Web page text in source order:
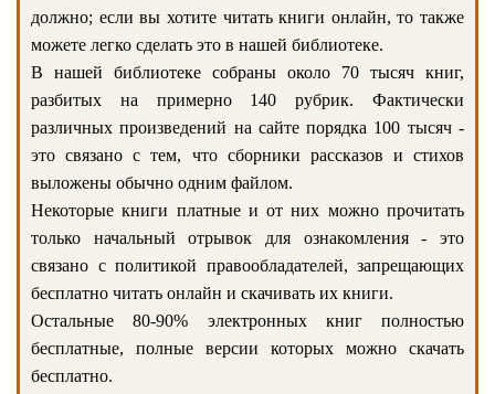
должно; если вы хотите читать книги онлайн, то также
можете легко сделать это в нашей библиотеке.
В нашей библиотеке собраны около 70 тысяч книг,
разбитых на примерно 140 рубрик. Фактически
различных произведений на сайте порядка 100 тысяч -
это связано с тем, что сборники рассказов и стихов
выложены обычно одним файлом.
Некоторые книги платные и от них можно прочитать
только начальный отрывок для ознакомления - это
связано с политикой правообладателей, запрещающих
бесплатно читать онлайн и скачивать их книги.
Остальные 80-90% электронных книг полностью
бесплатные, полные версии которых можно скачать
бесплатно.